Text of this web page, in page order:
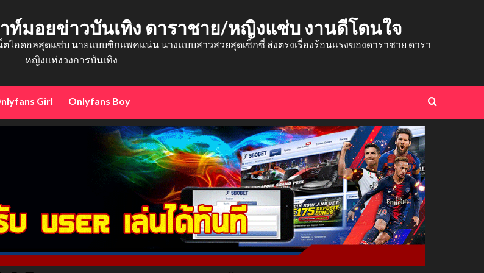
ท์มอยข่าวบันเทิง ดาราชาย/หญิงแซ่บ งานดีโดนใจ
ไอดอลสุดแซ่บ นายแบบซิกแพคแน่น นางแบบสาวสวยสุดเซ็กซี่ ส่งตรงเรื่องร้อนแรงของดาราชาย ดารา
หญิงแห่งวงการบันเทิง
Girl Onlyfans Boy